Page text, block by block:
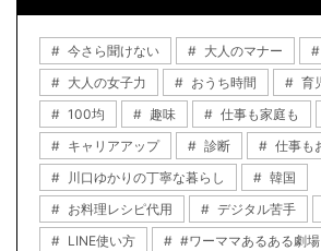
今さら聞けない 大人のマナー
大人の女子力
おうち時間 育
100均
趣味 仕事も家庭も
キャリアアップ
診断
仕事も
川口ゆかりの丁寧な暮らし
韓国
お料理レシピ代用
デジタル苦手
LINE使い方
#ワーママあるある劇場